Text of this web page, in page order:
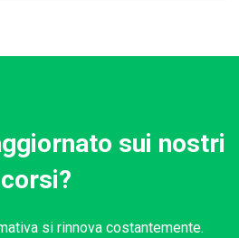
sui nostri
corsi?
si rinnova costantemente.